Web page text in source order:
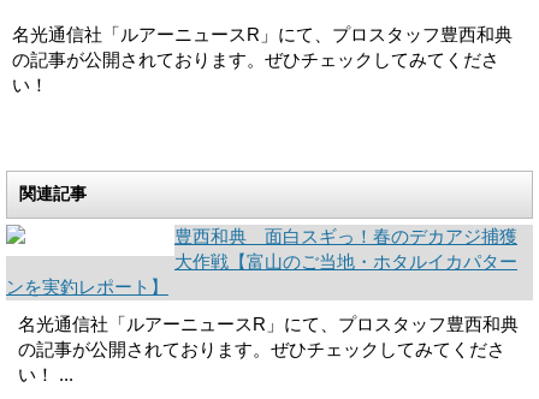
名光通信社「ルアーニュースR」にて、プロスタッフ豊西和典
の記事が公開されております。ぜひチェックしてみてくださ
い！
関連記事
豊西和典 面白スギっ！春のデカアジ捕獲
大作戦【富山のご当地・ホタルイカパター
ンを実釣レポート】
名光通信社「ルアーニュースR」にて、プロスタッフ豊西和典
の記事が公開されております。ぜひチェックしてみてくださ
い！ ...